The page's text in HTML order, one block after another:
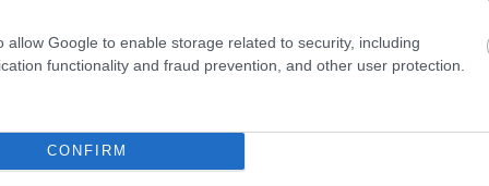
allow Google to enable storage related to security, including
functionality and fraud prevention, and other user protection.
CONFIRM
be a Flórián téri felüljárón
Paks II.: Mit jelent az 5. blokk új
árnyékában?